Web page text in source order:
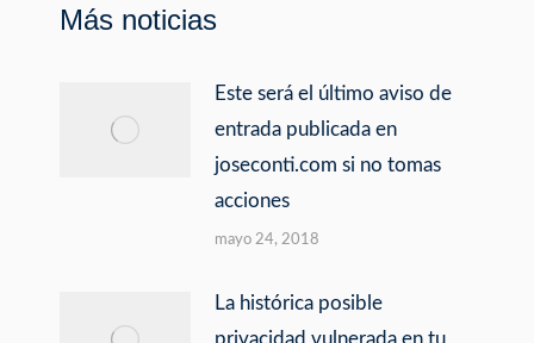
Más noticias
Este será el último aviso de
entrada publicada en
joseconti.com si no tomas
acciones
mayo 24, 2018
La histórica posible
privacidad vulnerada en tu